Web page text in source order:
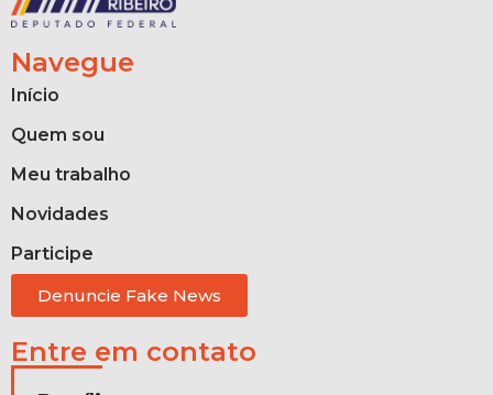
Navegue
Início
Quem sou
Meu trabalho
Novidades
Participe
Denuncie Fake News
Entre em contato